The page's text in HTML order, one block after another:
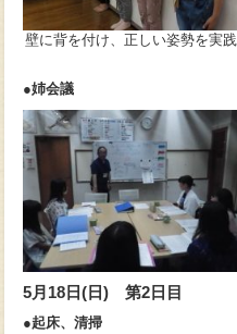
壁に背を付け、正しい姿勢を実践
●姉会議
5月18日(日) 第2日目
●起床、清掃